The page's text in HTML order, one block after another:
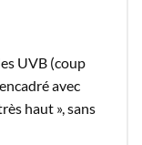
UVB (coup
avec
haut », sans